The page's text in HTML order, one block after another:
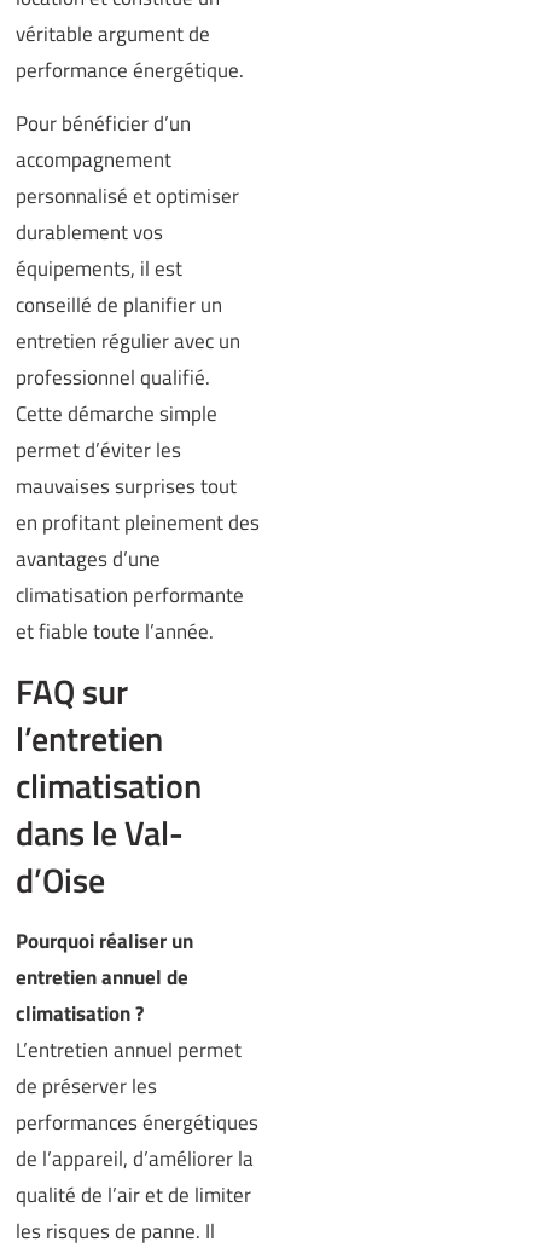
véritable argument de
performance énergétique.
Pour bénéficier d’un
accompagnement
personnalisé et optimiser
durablement vos
équipements, il est
conseillé de planifier un
entretien régulier avec un
professionnel qualifié.
Cette démarche simple
permet d’éviter les
mauvaises surprises tout
en profitant pleinement des
avantages d’une
climatisation performante
et fiable toute l’année.
FAQ sur
l’entretien
climatisation
dans le Val-
d’Oise
Pourquoi réaliser un
entretien annuel de
climatisation ?
L’entretien annuel permet
de préserver les
performances énergétiques
de l’appareil, d’améliorer la
qualité de l’air et de limiter
les risques de panne. Il